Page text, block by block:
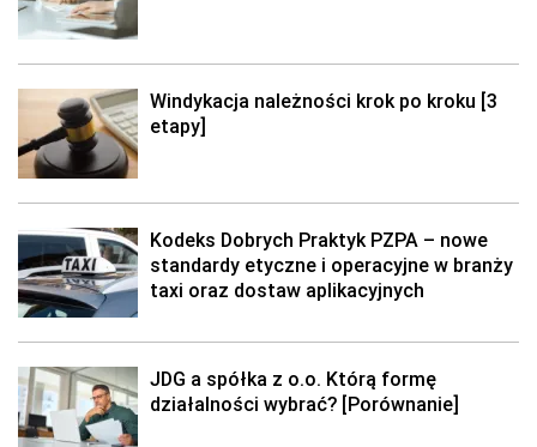
Windykacja należności krok po kroku [3
etapy]
Kodeks Dobrych Praktyk PZPA – nowe
standardy etyczne i operacyjne w branży
taxi oraz dostaw aplikacyjnych
JDG a spółka z o.o. Którą formę
działalności wybrać? [Porównanie]